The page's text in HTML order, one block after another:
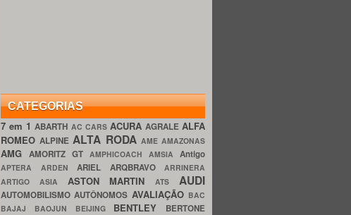
CATEGORIAS
7 em 1ABARTH AC CARS ACURA AGRALE ALFA
ROMEOALPINEALTA RODA AME AMAZONAS
AMG AMORITZ GT AMPHICOACH AMSIA Antigo
APTERA ARDEN ARIEL ARQBRAVO ARRINERA
ARTIGO ASIA ASTON MARTINATS AUDI
AUTOMOBILISMOAUTÔNOMOS AVALIAÇÃO BAC
BAJAJ BAOJUN BEIJING BENTLEY BERTONE